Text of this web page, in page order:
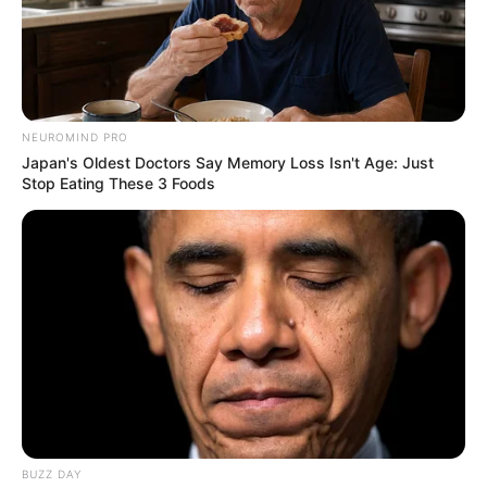
El hecho ocurrió en el municipio de Turbaco
Orlando Ramos Esalas
NEUROMIND PRO
Japan's Oldest Doctors Say Memory Loss Isn't Age: Just
Stop Eating These 3 Foods
BUZZ DAY